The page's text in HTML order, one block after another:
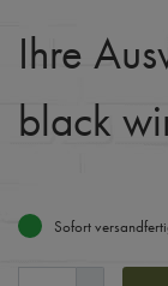
Ihre
black
Sofort